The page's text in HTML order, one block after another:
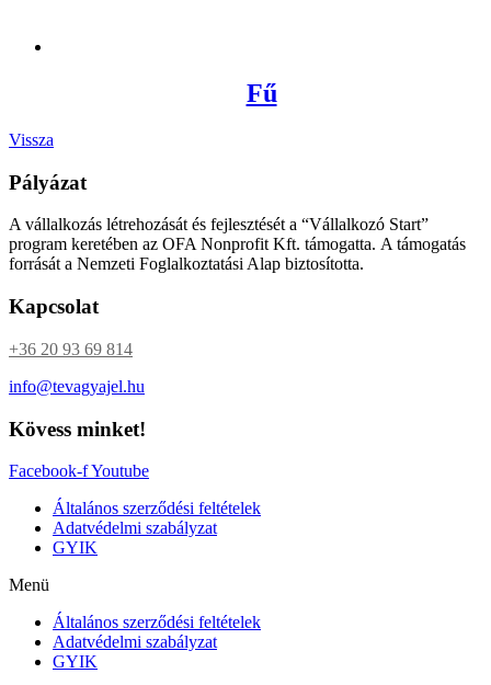
Fű
Vissza
Pályázat
A vállalkozás létrehozását és fejlesztését a “Vállalkozó Start”
program keretében az OFA Nonprofit Kft. támogatta. A támogatás
forrását a Nemzeti Foglalkoztatási Alap biztosította.
Kapcsolat
+36 20 93 69 814
info@tevagyajel.hu
Kövess minket!
Facebook-fYoutube
Általános szerződési feltételek
Adatvédelmi szabályzat
GYIK
Menü
Általános szerződési feltételek
Adatvédelmi szabályzat
GYIK